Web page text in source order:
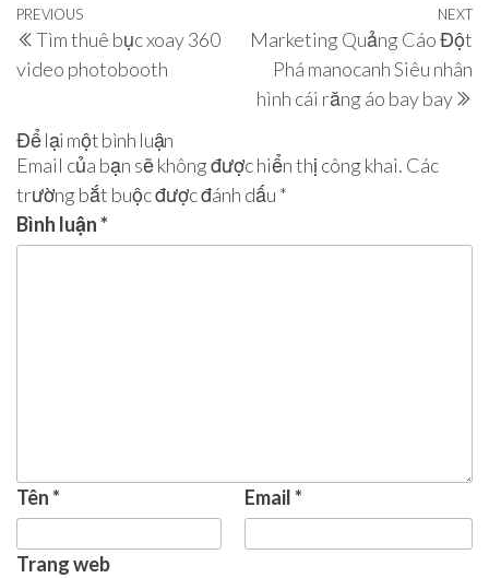
Điều
hướng
bài
viết
Previous
Post
PREVIOUS
Tìm thuê bục xoay 360
video photobooth
NEXT
Marketing Quảng Cáo Đột
Phá manocanh Siêu nhân
hình cái răng áo bay bay
Để lại một bình luận
Email của bạn sẽ không được hiển thị công khai. Các
trường bắt buộc được đánh dấu *
Bình luận*
Tên* Email*
Trang web